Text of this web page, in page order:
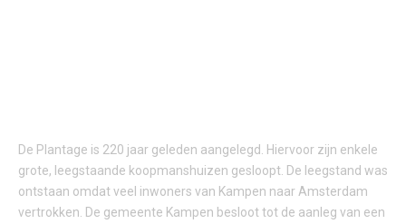
De Plantage is 220 jaar geleden aangelegd. Hiervoor zijn enkele
grote, leegstaande koopmanshuizen gesloopt. De leegstand was
ontstaan omdat veel inwoners van Kampen naar Amsterdam
vertrokken. De gemeente Kampen besloot tot de aanleg van een